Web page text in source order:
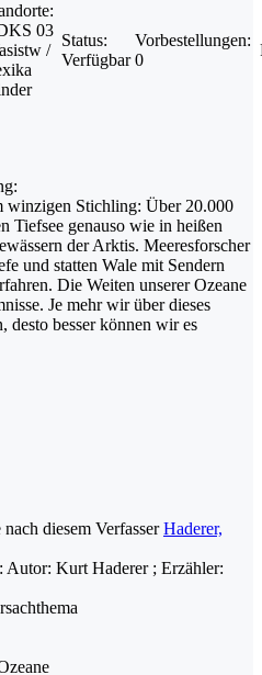
03
/
Status:
Verfügbar
Vorbestellungen:
0
winzigen Stichling: Über 20.000
Tiefsee genauso wie in heißen
der Arktis. Meeresforscher
und statten Wale mit Sendern
Die Weiten unserer Ozeane
Je mehr wir über dieses
desto besser können wir es
nach diesem Verfasser Haderer,
Autor: Kurt Haderer ; Erzähler: